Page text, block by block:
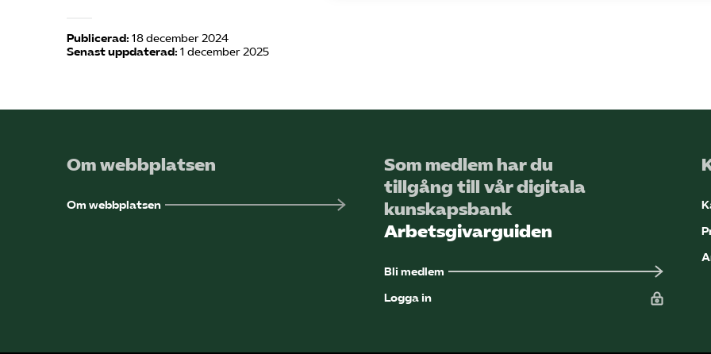
Publicerad: 18 december 2024
Senast uppdaterad: 1 december 2025
Om webbplatsen
Om webbplatsen
Som medlem har du
tillgång till vår digitala
kunskapsbank
Arbetsgivarguiden
Bli medlem
Logga in